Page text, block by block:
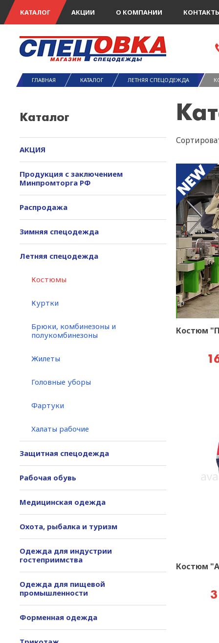
КАТАЛОГ АКЦИИ О КОМПАНИИ
ГЛАВНАЯ КАТАЛОГ ЛЕТНЯЯ СПЕЦОДЕЖДА
Каталог
АКЦИЯ
Продукция с заключением
Минпромторга РФ
Распродажа
Зимняя спецодежда
Летняя спецодежда
Костюмы
Куртки
Брюки, комбинезоны и
полукомбинезоны
Жилеты
Головные уборы
Фартуки
Халаты рабочие
Защитная спецодежда
Рабочая обувь
Медицинская одежда
Охота, рыбалка и туризм
Одежда для индустрии
гостеприимства
Одежда для пищевой
промышленности
Форменная одежда
Костюм
Костюм